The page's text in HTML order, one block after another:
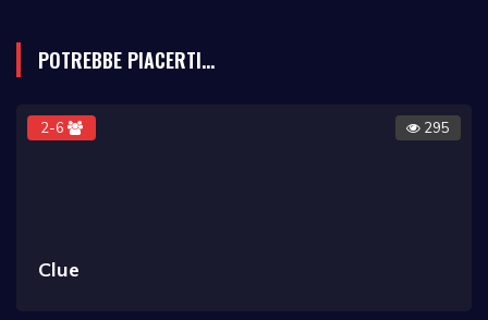
POTREBBE PIACERTI...
2-6 295
Clue